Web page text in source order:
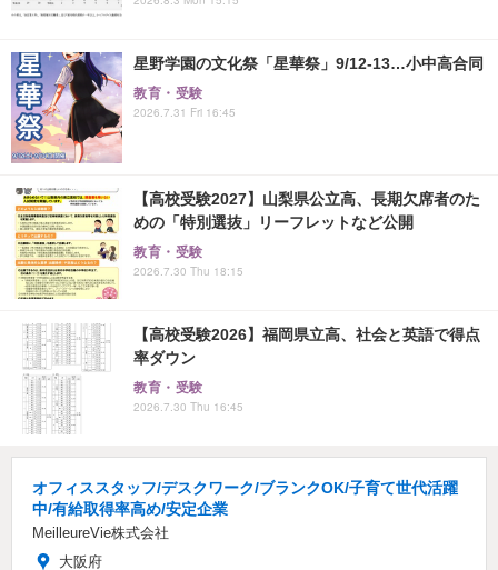
星野学園の文化祭「星華祭」9/12-13…小中高合同
教育・受験
2026.7.31 Fri 16:45
【高校受験2027】山梨県公立高、長期欠席者のた
めの「特別選抜」リーフレットなど公開
教育・受験
2026.7.30 Thu 18:15
【高校受験2026】福岡県立高、社会と英語で得点
率ダウン
教育・受験
2026.7.30 Thu 16:45
オフィススタッフ/デスクワーク/ブランクOK/子育て世代活躍
中/有給取得率高め/安定企業
MeilleureVie株式会社
大阪府